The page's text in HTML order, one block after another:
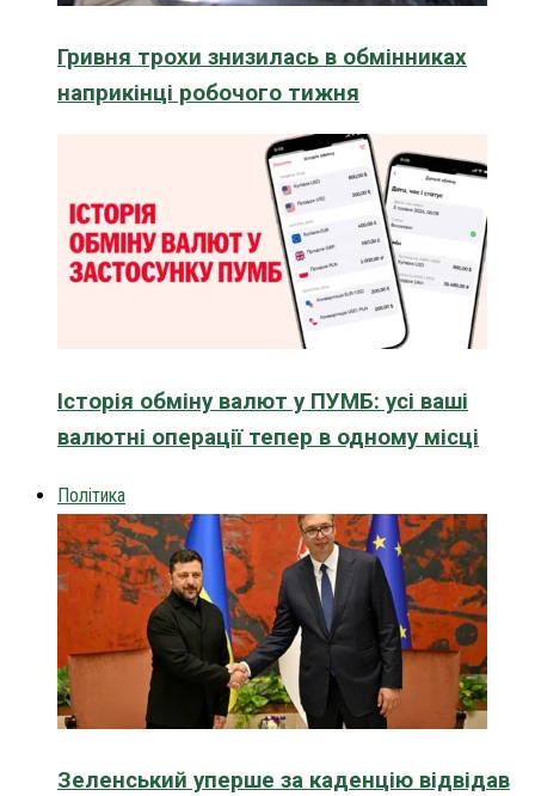
Гривня трохи знизилась в обмінниках
наприкінці робочого тижня
Історія обміну валют у ПУМБ: усі ваші
валютні операції тепер в одному місці
Політика
Зеленський уперше за каденцію відвідав